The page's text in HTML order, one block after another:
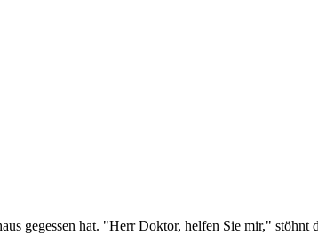
gegessen hat. "Herr Doktor, helfen Sie mir,"